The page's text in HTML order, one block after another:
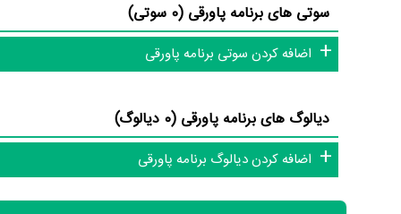
سوتی های برنامه پاورقی (0 سوتی)
اضافه کردن سوتی برنامه پاورقی
دیالوگ های برنامه پاورقی (0 دیالوگ)
اضافه کردن دیالوگ برنامه پاورقی